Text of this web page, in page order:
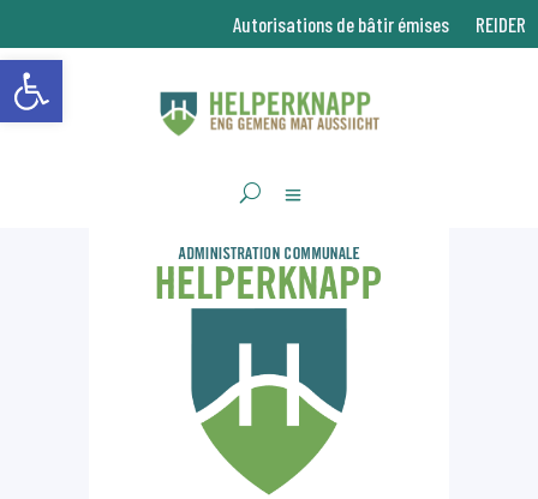
Ouvrir la barre d’outils
Autorisations de bâtir émises REIDER